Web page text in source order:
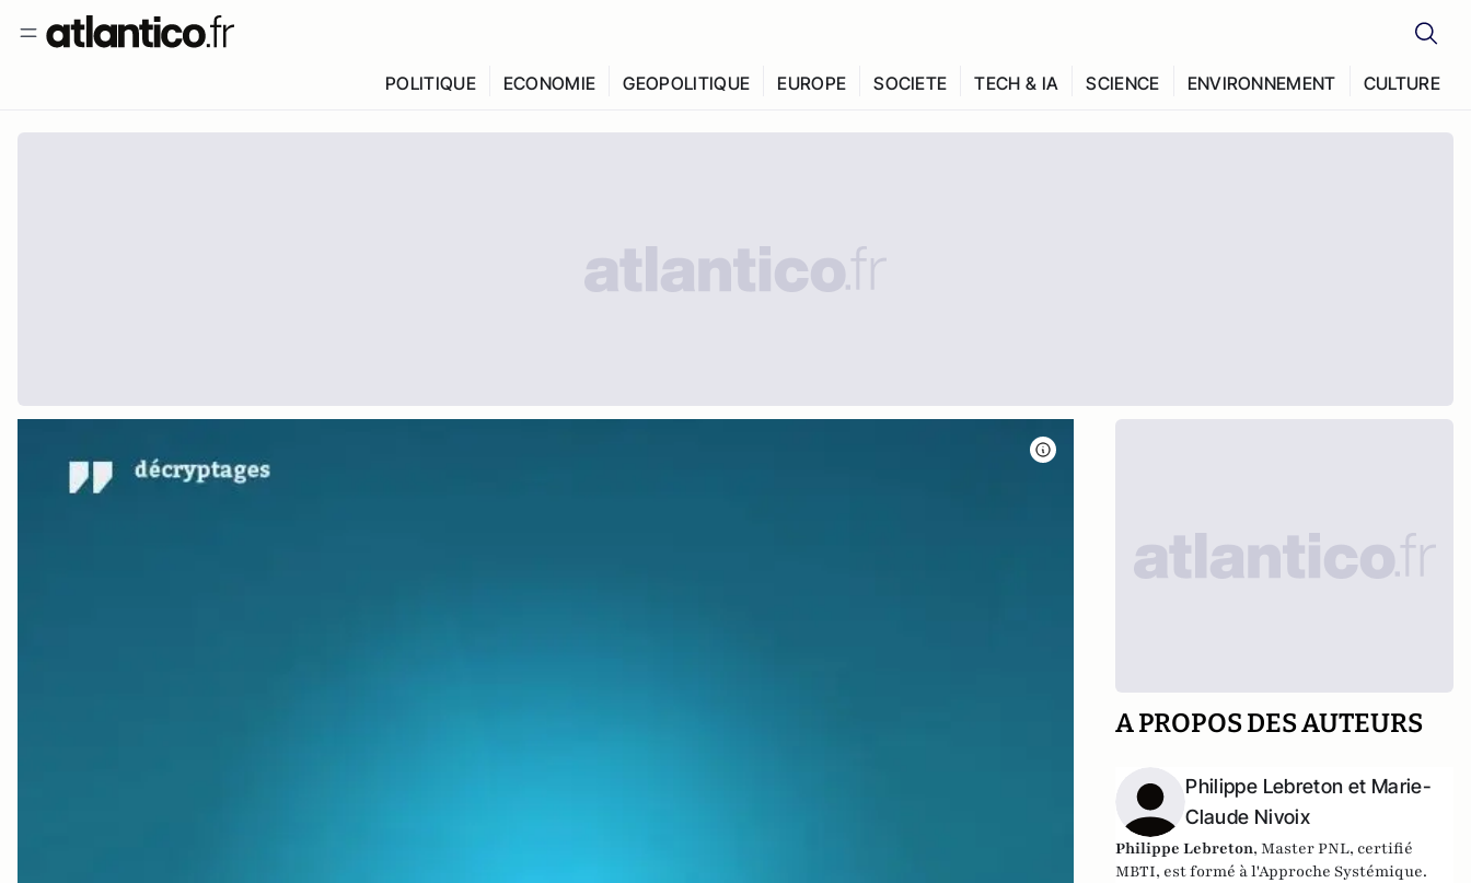
POLITIQUE ECONOMIE GEOPOLITIQUE EUROPE SOCIETE TECH & IA SCIENCE ENVIRONNEMENT CULTURE
A PROPOS DES AUTEURS
Philippe Lebreton et Marie-
Claude Nivoix
Philippe Lebreton, Master PNL, certifié
MBTI, est formé à l'Approche Systémique.